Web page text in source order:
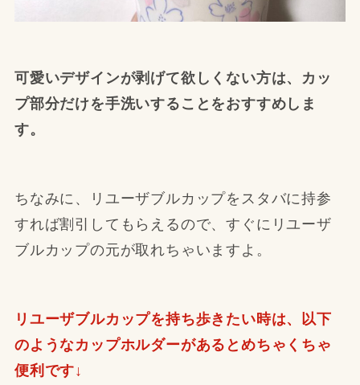
可愛いデザインが剥げて欲しくない方は、カッ
プ部分だけを手洗いすることをおすすめしま
す。
ちなみに、リユーザブルカップをスタバに持参
すれば割引してもらえるので、すぐにリユーザ
ブルカップの元が取れちゃいますよ。
リユーザブルカップを持ち歩きたい時は、以下
のようなカップホルダーがあるとめちゃくちゃ
便利です↓